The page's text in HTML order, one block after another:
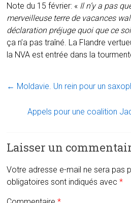
Note du 15 février: « Il n’y a pas
merveilleuse terre de vacances
déclaration préjuge quoi que ce
ça n’a pas traîné. La Flandre
la NVA est entrée dans la
← Moldavie. Un rein pour un
Appels pour une coalition
Laisser un
Votre adresse e-mail ne sera pas
obligatoires sont indiqués avec*